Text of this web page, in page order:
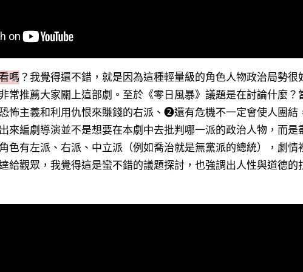
嗎 ？我覺得還不錯，就是因為這種輕量級的角色人物政治局勢
常推薦大家關上這部劇。至於《零日風暴》議題是在討論什麼
怖主義和利用仇恨來賺錢的右派、➋還有危機不一定會使人團結
來編劇導演並不是想要在本劇中去批判哪一派的政治人物，而
色有左派、右派、中立派（例如喬治就是無黨派的總統），劇情
給觀眾，我覺得這是蠻不錯的議題探討，也強調出人性與道德的